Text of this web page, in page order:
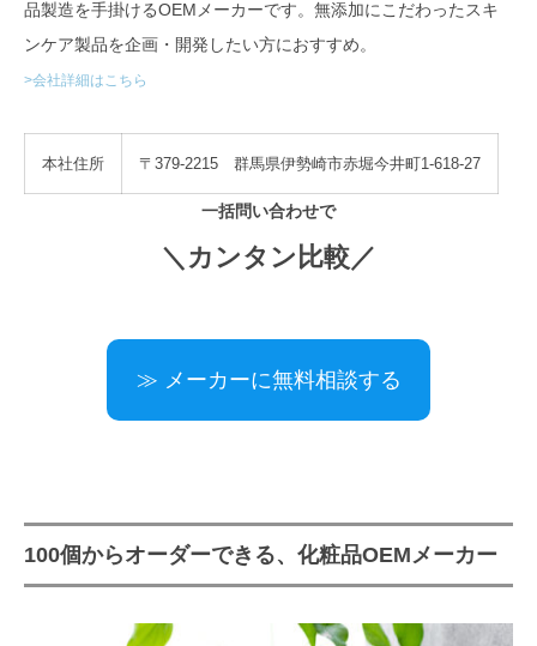
品製造を手掛けるOEMメーカーです。無添加にこだわったスキ
ンケア製品を企画・開発したい方におすすめ。
>会社詳細はこちら
本社住所 〒379-2215 群馬県伊勢崎市赤堀今井町1-618-27
一括問い合わせで
＼カンタン比較／
≫ メーカーに無料相談する
100個からオーダーできる、化粧品OEMメーカー